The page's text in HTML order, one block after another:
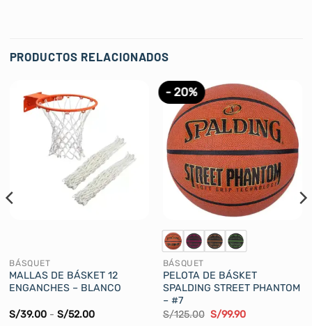
PRODUCTOS RELACIONADOS
BÁSQUET
MALLAS DE BÁSKET 12
ENGANCHES – BLANCO
S/39.00 - S/52.00Rango
- 20%
BÁSQUET
PELOTA DE BÁSKET
SPALDING STREET PHANTOM
– #7
S/125.00 El
S/99.90El